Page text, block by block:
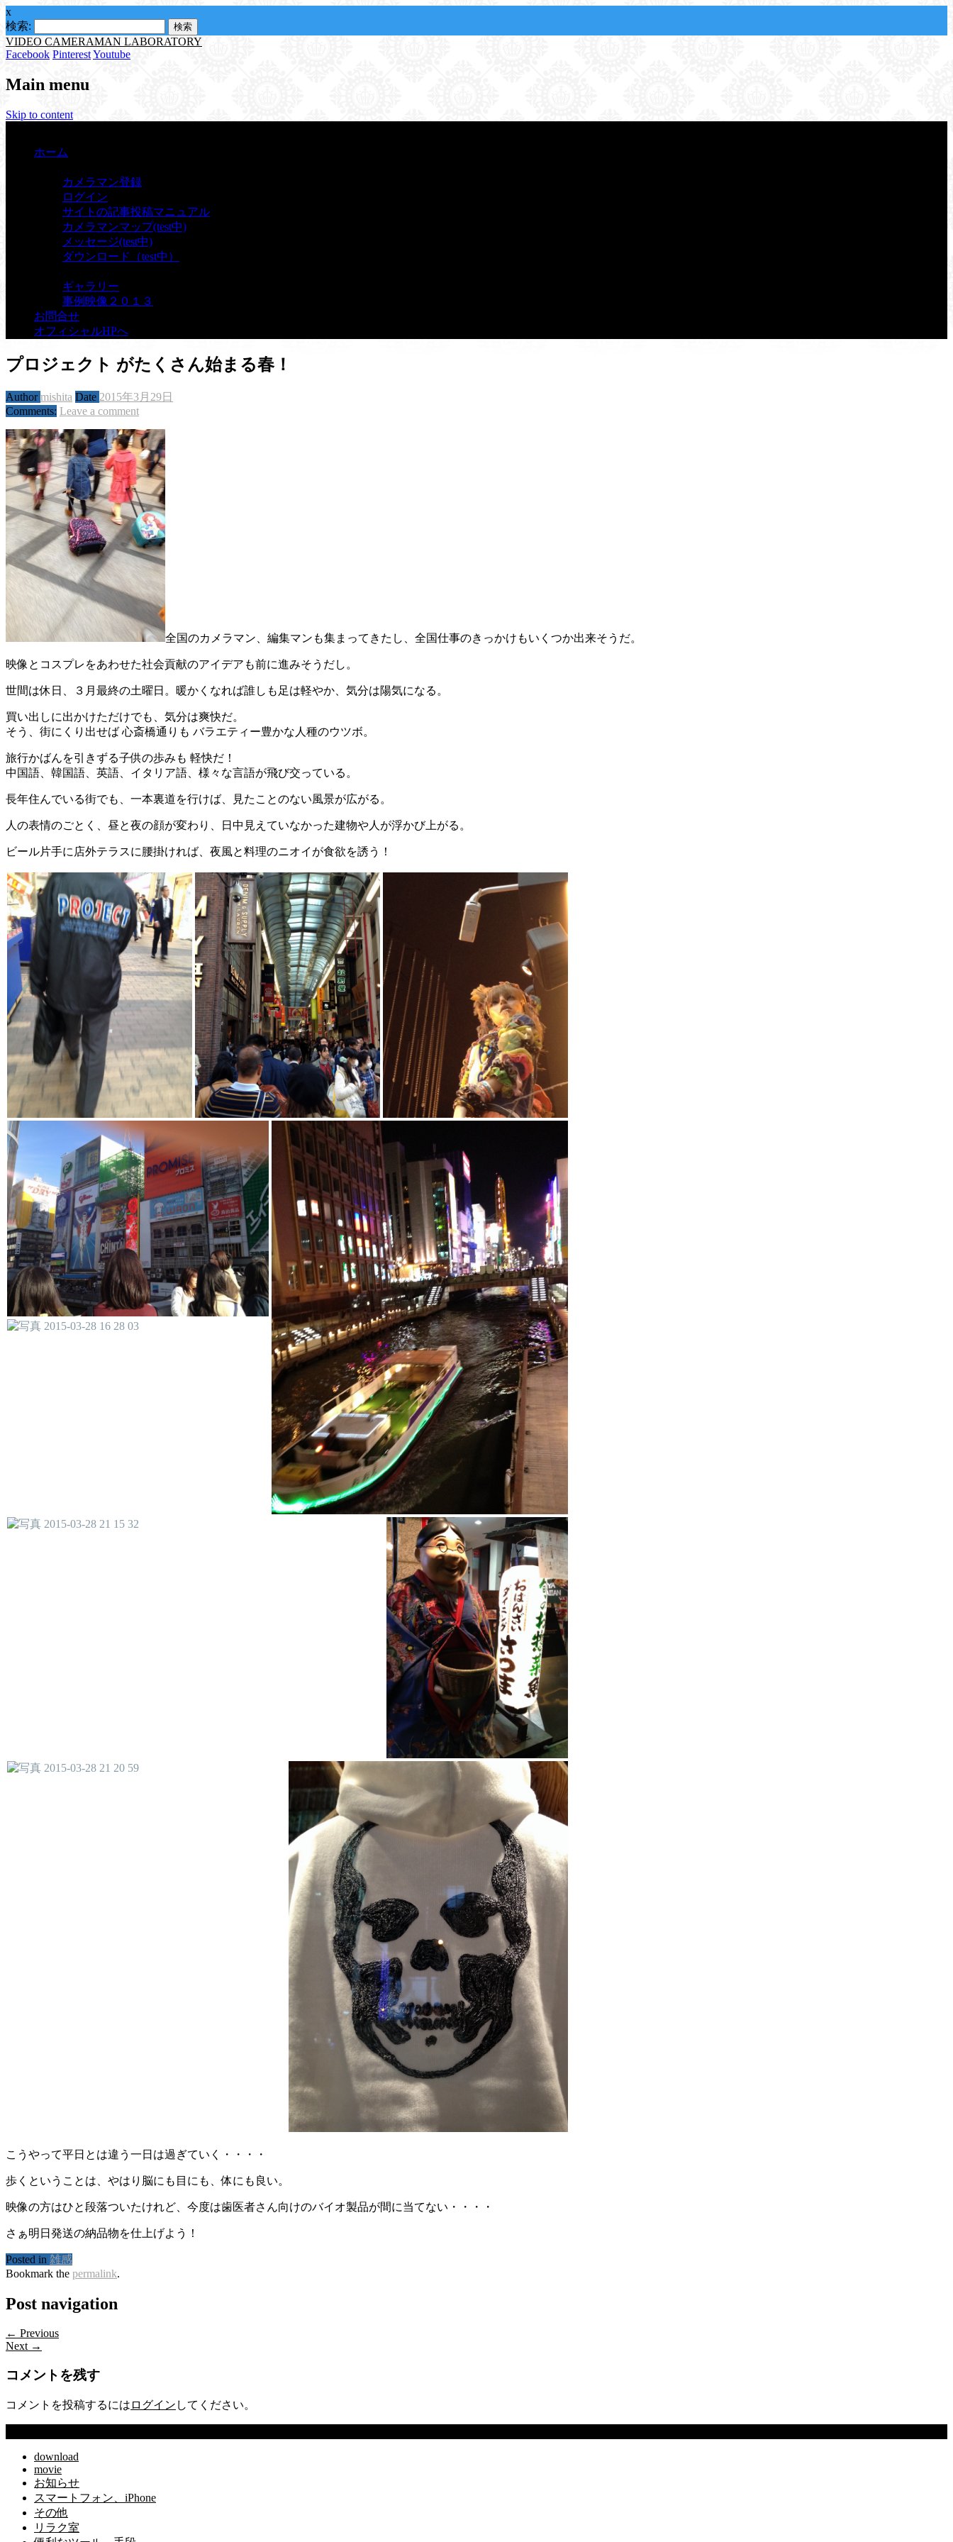
x
検索:
VIDEO CAMERAMAN LABORATORY
Facebook PinterestYoutube
Main menu
Skip to content
ホーム
カメラマン登録
ログイン
サイトの記事投稿マニュアル
カメラマンマップ(test中)
メッセージ(test中)
ダウンロード（test中）
ギャラリー
事例映像２０１３
お問合せ
オフィシャルHPへ
プロジェクト がたくさん始まる春！
Authormishita Date 2015年3月29日
Comments: Leave a comment
全国のカメラマン、編集マンも集まってきたし、全国仕事のきっかけもいくつか出来そうだ。
映像とコスプレをあわせた社会貢献のアイデアも前に進みそうだし。
世間は休日、３月最終の土曜日。暖かくなれば誰しも足は軽やか、気分は陽気になる。
買い出しに出かけただけでも、気分は爽快だ。
そう、街にくり出せば 心斎橋通りも バラエティー豊かな人種のウツボ。
旅行かばんを引きずる子供の歩みも 軽快だ！
中国語、韓国語、英語、イタリア語、様々な言語が飛び交っている。
長年住んでいる街でも、一本裏道を行けば、見たことのない風景が広がる。
人の表情のごとく、昼と夜の顔が変わり、日中見えていなかった建物や人が浮かび上がる。
ビール片手に店外テラスに腰掛ければ、夜風と料理のニオイが食欲を誘う！
こうやって平日とは違う一日は過ぎていく・・・・
歩くということは、やはり脳にも目にも、体にも良い。
映像の方はひと段落ついたけれど、今度は歯医者さん向けのバイオ製品が間に当てない・・・・
さぁ明日発送の納品物を仕上げよう！
Posted in 雑感
Bookmark the permalink.
Post navigation
← Previous
Next →
コメントを残す
コメントを投稿するには ログイン してください。
download
movie
お知らせ
スマートフォン、iPhone
その他
リラク室